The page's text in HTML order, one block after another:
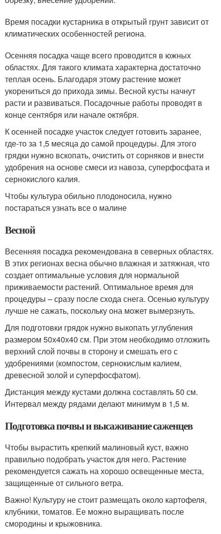
Время посадки кустарника в открытый грунт зависит от
климатических особенностей региона.
Осенняя посадка чаще всего проводится в южных
областях. Для такого климата характерна достаточно
теплая осень. Благодаря этому растение может
укорениться до прихода зимы. Весной кусты начнут
расти и развиваться. Посадочные работы проводят в
конце сентября или начале октября.
К осенней посадке участок следует готовить заранее,
где-то за 1,5 месяца до самой процедуры. Для этого
грядки нужно вскопать, очистить от сорняков и внести
удобрения на основе смеси из навоза, суперфосфата и
сернокислого калия.
Чтобы культура обильно плодоносила, нужно
постараться узнать все о малине
Весной
Весенняя посадка рекомендована в северных областях.
В этих регионах весна обычно влажная и затяжная, что
создает оптимальные условия для нормальной
приживаемости растений. Оптимальное время для
процедуры – сразу после схода снега. Осенью культуру
лучше не сажать, поскольку она может вымерзнуть.
Для подготовки грядок нужно выкопать углубления
размером 50х40х40 см. При этом необходимо отложить
верхний слой почвы в сторону и смешать его с
удобрениями (компостом, сернокислым калием,
древесной золой и суперфосфатом).
Дистанция между кустами должна составлять 50 см.
Интервал между рядами делают минимум в 1,5 м.
Подготовка почвы и высаживание саженцев
Чтобы вырастить крепкий малиновый куст, важно
правильно подобрать участок для него. Растение
рекомендуется сажать на хорошо освещенные места,
защищенные от сильного ветра.
Важно! Культуру не стоит размещать около картофеля,
клубники, томатов. Ее можно выращивать после
смородины и крыжовника.